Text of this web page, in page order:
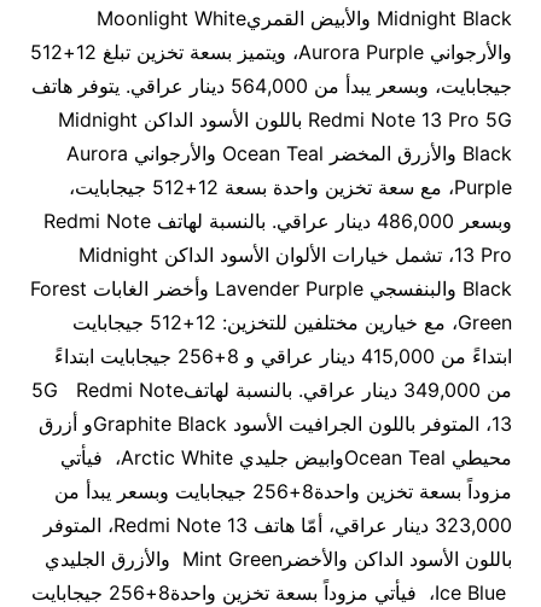
Midnight Black والأبيض القمريMoonlight White
والأرجواني Aurora Purple، ويتميز بسعة تخزين تبلغ 12+512
جيجابايت، وبسعر يبدأ من 564,000 دينار عراقي. يتوفر هاتف
Redmi Note 13 Pro 5G باللون الأسود الداكن Midnight
Black والأزرق المخضر Ocean Teal والأرجواني Aurora
Purple، مع سعة تخزين واحدة بسعة 12+512 جيجابايت،
وبسعر 486,000 دينار عراقي. بالنسبة لهاتف Redmi Note
13 Pro، تشمل خيارات الألوان الأسود الداكن Midnight
Black والبنفسجي Lavender Purple وأخضر الغابات Forest
Green، مع خيارين مختلفين للتخزين: 12+512 جيجابايت
ابتداءً من 415,000 دينار عراقي و 8+256 جيجابايت ابتداءً
من 349,000 دينار عراقي. بالنسبة لهاتف5G Redmi Note
13، المتوفر باللون الجرافيت الأسود Graphite Blackو أزرق
محيطي Ocean Tealوابيض جليدي Arctic White، فيأتي
مزوداً بسعة تخزين واحدة8+256 جيجابايت وبسعر يبدأ من
323,000 دينار عراقي، أمّا هاتف Redmi Note 13، المتوفر
باللون الأسود الداكن والأخضرMint Green والأزرق الجليدي
Ice Blue، فيأتي مزوداً بسعة تخزين واحدة8+256 جيجابايت